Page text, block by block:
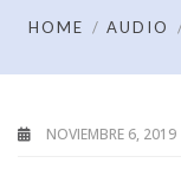
HOME AUDIO
NOVIEMBRE 6, 2019